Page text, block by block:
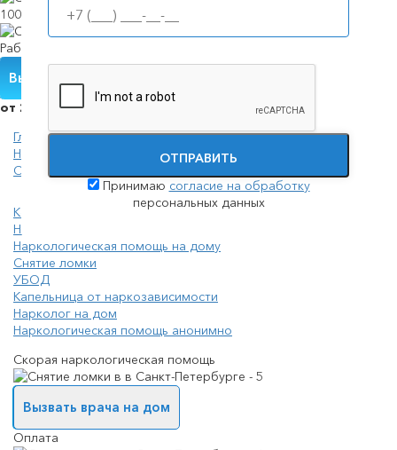
100% анонимность
Работаем
Вызвать нарколога
от 2000 руб./сутки
Главная
Нарколог
Снятие ломки
Консультация нарколога
Наркологическая помощь
Наркологическая помощь на дому
Снятие ломки
УБОД
Капельница от наркозависимости
Нарколог на дом
Наркологическая помощь анонимно
Скорая наркологическая помощь
Вызвать врача на дом
Оплата
ОТПРАВИТЬ
Принимаю согласие на обработку
персональных данных